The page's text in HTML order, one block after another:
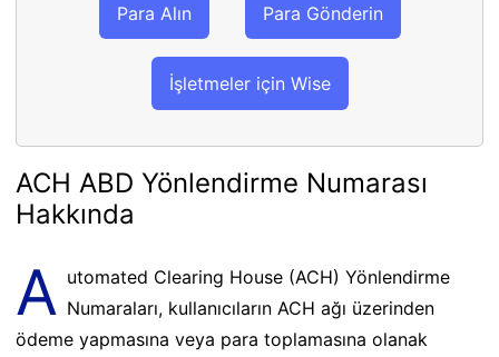
Para Alın Para Gönderin
İşletmeler için Wise
ACH ABD Yönlendirme Numarası
Hakkında
A utomated Clearing House (ACH) Yönlendirme
Numaraları, kullanıcıların ACH ağı üzerinden
ödeme yapmasına veya para toplamasına olanak